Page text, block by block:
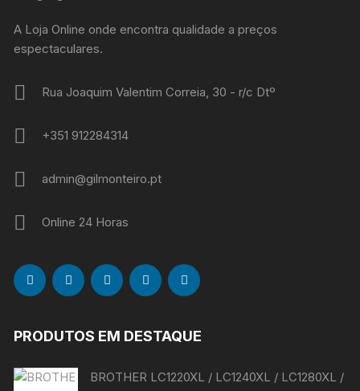
A Loja Online onde encontra qualidade a preços
espectaculares.
Rua Joaquim Valentim Correia, 30 - r/c Dtº
+351 912284314
admin@gilmonteiro.pt
Online 24 Horas
PRODUTOS EM DESTAQUE
BROTHER LC1220XL / LC1240XL / LC1280XL /